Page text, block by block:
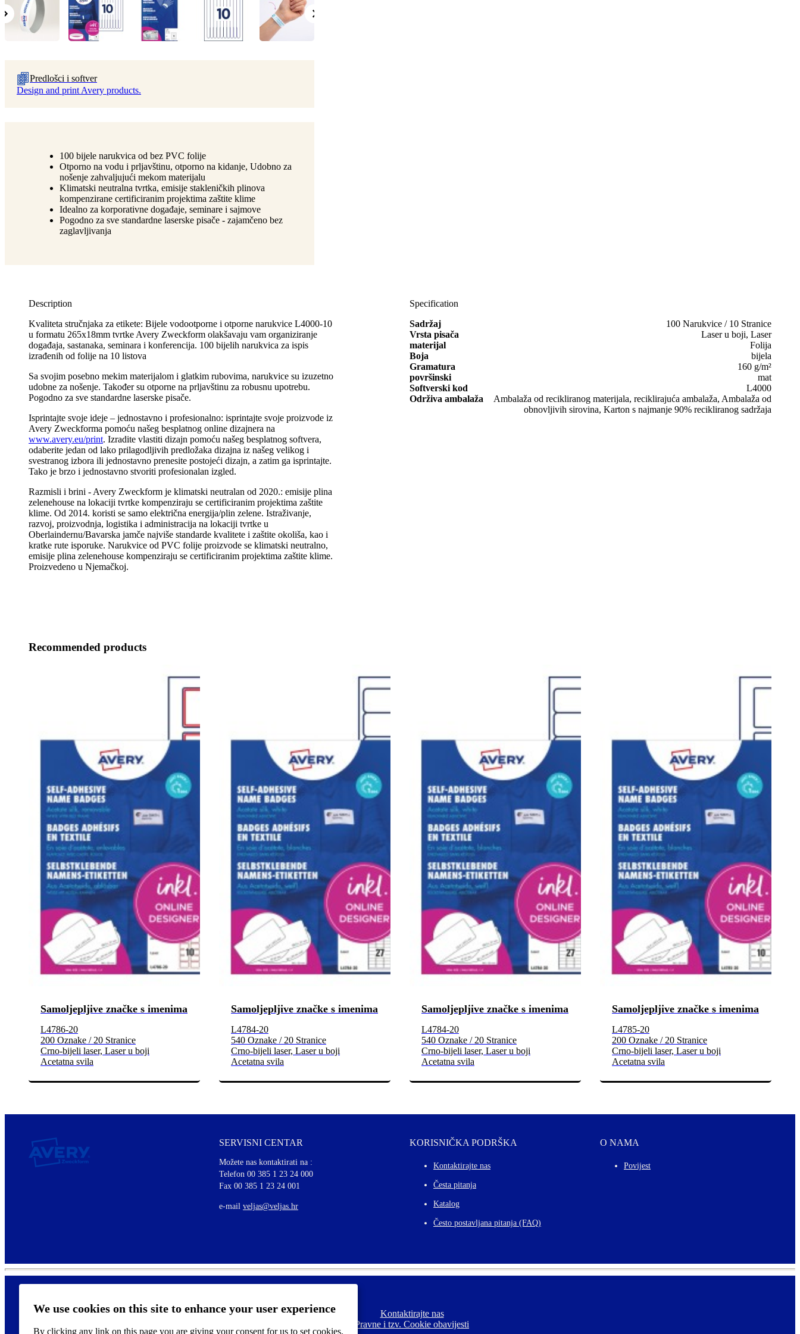
We use cookies on this site to enhance your user experience
By clicking any link on this page you are giving your consent for us to set cookies.
Predlošci i softver
Design and print Avery products.
100 bijele narukvica od bez PVC folije
Otporno na vodu i prljavštinu, otporno na kidanje, Udobno za
nošenje zahvaljujući mekom materijalu
Klimatski neutralna tvrtka, emisije stakleničkih plinova
kompenzirane certificiranim projektima zaštite klime
Idealno za korporativne događaje, seminare i sajmove
Pogodno za sve standardne laserske pisače - zajamčeno bez
zaglavljivanja
Description
Kvaliteta stručnjaka za etikete: Bijele vodootporne i otporne narukvice L4000-10
u formatu 265x18mm tvrtke Avery Zweckform olakšavaju vam organiziranje
događaja, sastanaka, seminara i konferencija. 100 bijelih narukvica za ispis
izrađenih od folije na 10 listova
Sa svojim posebno mekim materijalom i glatkim rubovima, narukvice su izuzetno
udobne za nošenje. Također su otporne na prljavštinu za robusnu upotrebu.
Pogodno za sve standardne laserske pisače.
Isprintajte svoje ideje – jednostavno i profesionalno: isprintajte svoje proizvode iz
Avery Zweckforma pomoću našeg besplatnog online dizajnera na
www.avery.eu/print. Izradite vlastiti dizajn pomoću našeg besplatnog softvera,
odaberite jedan od lako prilagodljivih predložaka dizajna iz našeg velikog i
svestranog izbora ili jednostavno prenesite postojeći dizajn, a zatim ga isprintajte.
Tako je brzo i jednostavno stvoriti profesionalan izgled.
Razmisli i brini - Avery Zweckform je klimatski neutralan od 2020.: emisije plina
zelenehouse na lokaciji tvrtke kompenziraju se certificiranim projektima zaštite
klime. Od 2014. koristi se samo električna energija/plin zelene. Istraživanje,
razvoj, proizvodnja, logistika i administracija na lokaciji tvrtke u
Oberlaindernu/Bavarska jamče najviše standarde kvalitete i zaštite okoliša, kao i
kratke rute isporuke. Narukvice od PVC folije proizvode se klimatski neutralno,
emisije plina zelenehouse kompenziraju se certificiranim projektima zaštite klime.
Proizvedeno u Njemačkoj.
Specification
Sadržaj
100 Narukvice / 10 Stranice
Vrsta pisača
Laser u boji, Laser
materijal
Folija
Boja
bijela
Gramatura
160 g/m²
površinski
mat
Softverski kod
L4000
Održiva ambalaža
Ambalaža od recikliranog materijala, reciklirajuća ambalaža, Ambalaža od
obnovljivih sirovina, Karton s najmanje 90% recikliranog sadržaja
Recommended products
Samoljepljive značke s imenima
L4786-20
200 Oznake / 20 Stranice
Crno-bijeli laser, Laser u boji
Acetatna svila
Samoljepljive značke s imenima
L4784-20
540 Oznake / 20 Stranice
Crno-bijeli laser, Laser u boji
Acetatna svila
Samoljepljive značke s imenima
L4784-20
540 Oznake / 20 Stranice
Crno-bijeli laser, Laser u boji
Acetatna svila
Samoljepljive značke s imenima
L4785-20
200 Oznake / 20 Stranice
Crno-bijeli laser, Laser u boji
Acetatna svila
SERVISNI CENTAR
Možete nas kontaktirati na :
Telefon 00 385 1 23 24 000
Fax 00 385 1 23 24 001
e-mail veljas@veljas.hr
KORISNIČKA PODRŠKA
Kontaktirajte nas
Česta pitanja
Katalog
Često postavljana pitanja (FAQ)
O NAMA
Povijest
F
o
Kontaktirajte nas
Pravne i tzv. Cookie obavijesti